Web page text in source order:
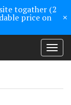
togather (2
price on ×
Toggle